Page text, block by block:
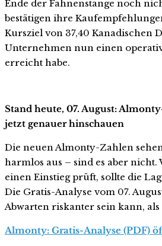
Ende der Fahnenstange noch
bestätigen ihre
Kursziel von 37,40 Kanadischen
Unternehmen nun einen
erreicht habe.
Stand heute, 07. August:
jetzt genauer hinschauen
Die neuen Almonty-Zahlen
harmlos aus – sind es aber nicht.
einen Einstieg prüft, sollte die
Die Gratis-Analyse vom 07.
Abwarten riskanter sein kann, als
Almonty: Gratis-Analyse (PDF)